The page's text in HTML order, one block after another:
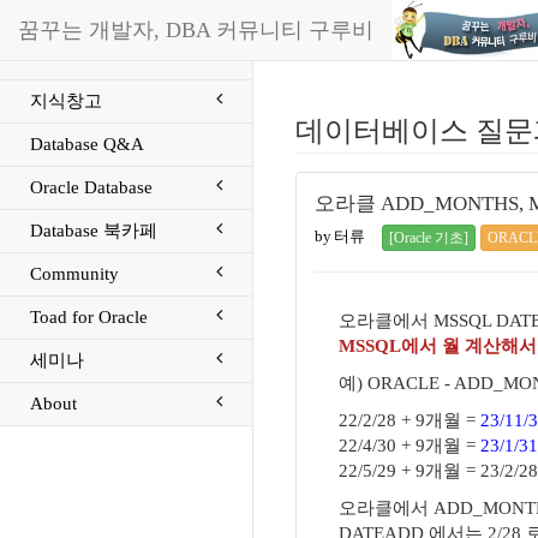
꿈꾸는 개발자, DBA 커뮤니티 구루비
지식창고
Database Q&A
Oracle Database
Database 북카페
Community
Toad for Oracle
세미나
About
데이터베이스 질
오라클 ADD_MONTHS,
by 터류 [Oracle 기초]
오라클에서 MSSQL
MSSQL에서 월 계산해
예) ORACLE -
22/2/28 + 9개월 = 23/11/
22/4/30 + 9개월 = 23/1/31
22/5/29 + 9개월 = 23/2/28
오라클에서
DATEADD 에서는 2/28